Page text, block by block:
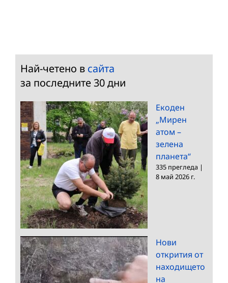
Най-четено в сайта
за последните 30 дни
Екоден
„Мирен
атом –
зелена
планета“
335 прегледа |
8 май 2026 г.
Нови
открития от
находището
на